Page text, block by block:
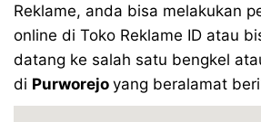
Reklame, anda bisa melakukan
online di Toko Reklame ID atau
datang ke salah satu bengkel
di Purworejo yang beralamat